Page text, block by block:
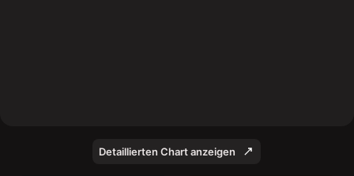
Detaillierten Chart anzeigen